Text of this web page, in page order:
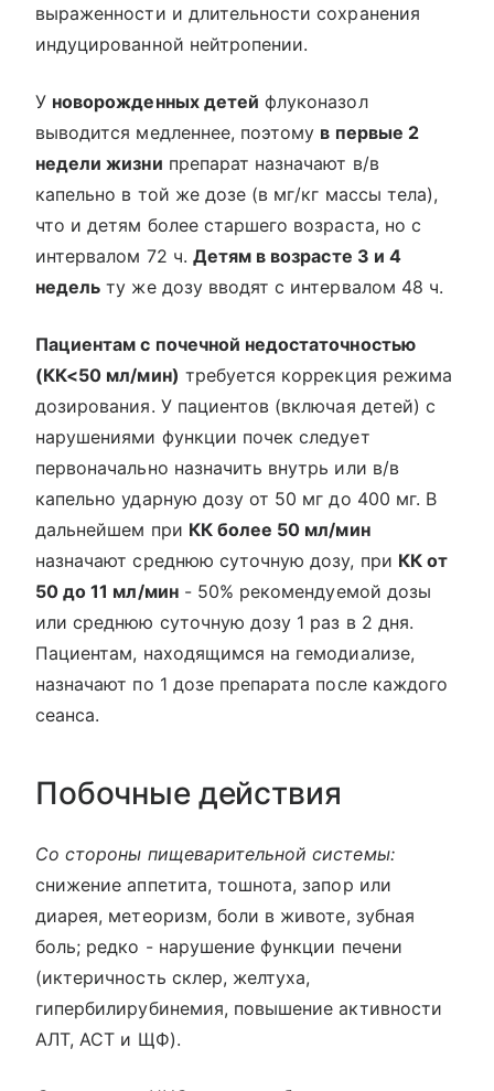
выраженности и длительности сохранения
индуцированной нейтропении.
У новорожденных детей флуконазол
выводится медленнее, поэтому в первые 2
недели жизни препарат назначают в/в
капельно в той же дозе (в мг/кг массы тела),
что и детям более старшего возраста, но с
интервалом 72 ч. Детям в возрасте 3 и 4
недель ту же дозу вводят с интервалом 48 ч.
Пациентам с почечной недостаточностью
(КК<50 мл/мин) требуется коррекция режима
дозирования. У пациентов (включая детей) с
нарушениями функции почек следует
первоначально назначить внутрь или в/в
капельно ударную дозу от 50 мг до 400 мг. В
дальнейшем при КК более 50 мл/мин
назначают среднюю суточную дозу, при КК от
50 до 11 мл/мин- 50% рекомендуемой дозы
или среднюю суточную дозу 1 раз в 2 дня.
Пациентам, находящимся на гемодиализе,
назначают по 1 дозе препарата после каждого
сеанса.
Побочные действия
Со стороны пищеварительной системы:
снижение аппетита, тошнота, запор или
диарея, метеоризм, боли в животе, зубная
боль; редко - нарушение функции печени
(иктеричность склер, желтуха,
гипербилирубинемия, повышение активности
АЛТ, АСТ и ЩФ).